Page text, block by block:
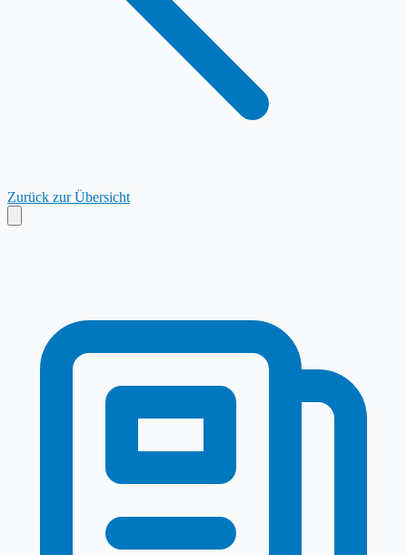
Zurück zur Übersicht